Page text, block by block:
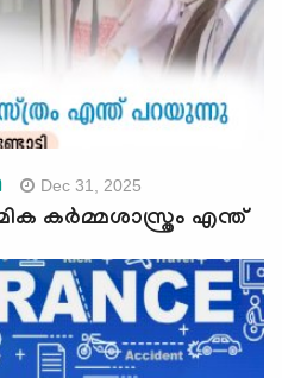
Dec 31, 2025
കര്‍മ്മശാസ്ത്രം എന്ത്